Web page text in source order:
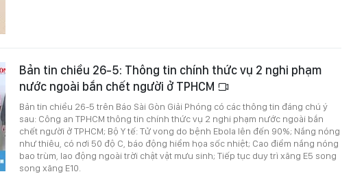
Bản tin chiều 26-5: Thông tin chính thức vụ 2 nghi phạm
nước ngoài bắn chết người ở TPHCM
Bản tin chiều 26-5 trên Báo Sài Gòn Giải Phóng có các thông tin đáng chú ý
sau: Công an TPHCM thông tin chính thức vụ 2 nghi phạm nước ngoài bắn
chết người ở TPHCM; Bộ Y tế: Tử vong do bệnh Ebola lên đến 90%; Nắng nóng
như thiêu, có nơi 50 độ C, báo động hiểm họa sốc nhiệt; Cao điểm nắng nóng
bao trùm, lao động ngoài trời chật vật mưu sinh; Tiếp tục duy trì xăng E5 song
song xăng E10.